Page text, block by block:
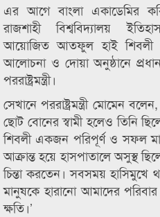
এর আগে বাংলা একাডেমির
রাজশাহী বিশ্ববিদ্যালয়
আয়োজিত আতফুল হাই শিবলী
আলোচনা ও দোয়া অনুষ্ঠানে
পররাষ্ট্রমন্ত্রী।
সেখানে পররাষ্ট্রমন্ত্রী মোমেন
ছোট বোনের স্বামী হলেও তিনি
শিবলী একজন পরিপূর্ণ ও সফল
আক্রান্ত হয়ে হাসপাতালে অসুস্থ
চিন্তা করতেন। সবসময়
মানুষকে হারানো আমাদের
ক্ষতি।’